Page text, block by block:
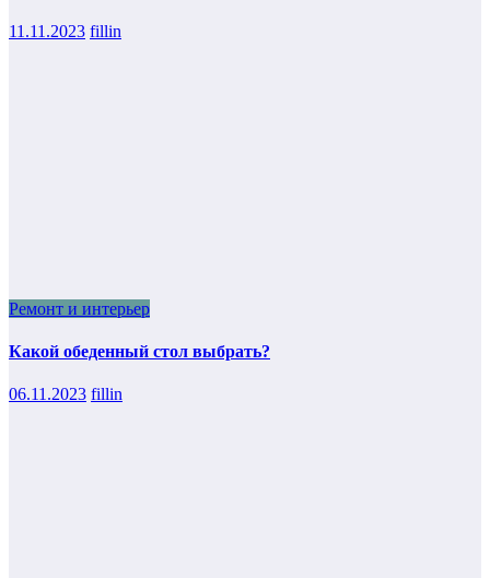
11.11.2023 fillin
Ремонт и интерьер
Какой обеденный стол выбрать?
06.11.2023 fillin